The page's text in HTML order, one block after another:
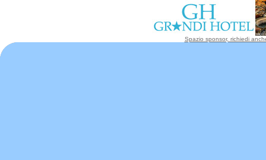
Spazio sponsor, richiedi